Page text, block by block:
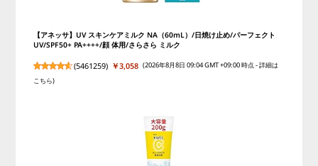
【アネッサ】UV スキンケアミルク NA（60mL）/日焼け止め/パーフェクト
UV/SPF50+ PA++++/顔 体用/さらさら ミルク
(5461259) ￥3,058 (2026年8月8日 09:04 GMT +09:00 時点 -詳細は
こちら)